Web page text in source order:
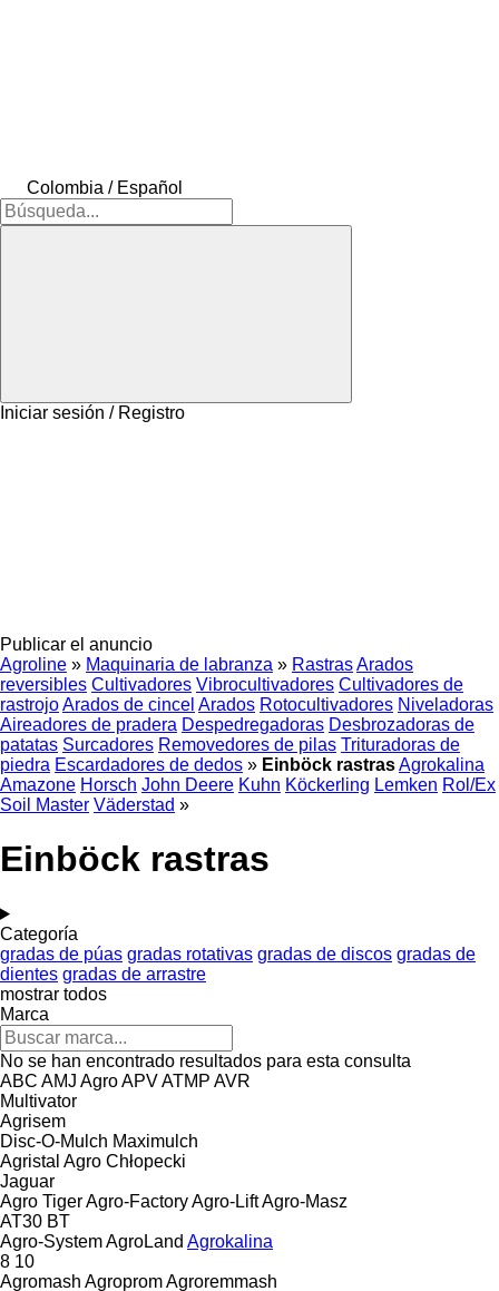
Colombia / Español
Iniciar sesión / Registro
Publicar el anuncio
Agroline » Maquinaria de labranza » RastrasArados
reversibles Cultivadores Vibrocultivadores Cultivadores de
rastrojoArados de cincel Arados Rotocultivadores Niveladoras
Aireadores de pradera Despedregadoras Desbrozadoras de
patatas Surcadores Removedores de pilas Trituradoras de
piedra Escardadores de dedos » Einböck rastrasAgrokalina
Amazone Horsch John Deere Kuhn Köckerling Lemken Rol/Ex
Soil Master Väderstad »
Einböck rastras
Categoría
gradas de púas gradas rotativas gradas de discos gradas de
dientes gradas de arrastre
mostrar todos
Marca
No se han encontrado resultados para esta consulta
ABC AMJ AgroAPVATMP AVR
Multivator
Agrisem
Disc-O-Mulch Maximulch
Agristal Agro Chłopecki
Jaguar
Agro TigerAgro-FactoryAgro-LiftAgro-Masz
AT30 BT
Agro-SystemAgroLand Agrokalina
8 10
Agromash AgropromAgroremmash